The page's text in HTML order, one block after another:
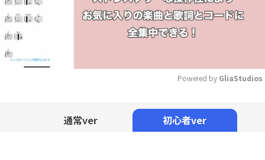
Powered by GliaStudios
通常ver 初心者ver